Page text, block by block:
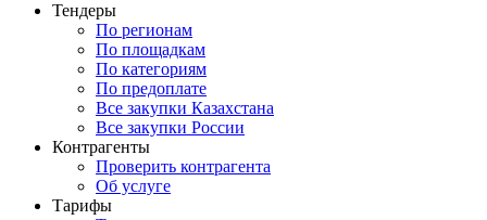
Тендеры
По регионам
По площадкам
По категориям
По предоплате
Все закупки Казахстана
Все закупки России
Контрагенты
Проверить контрагента
Об услуге
Тарифы